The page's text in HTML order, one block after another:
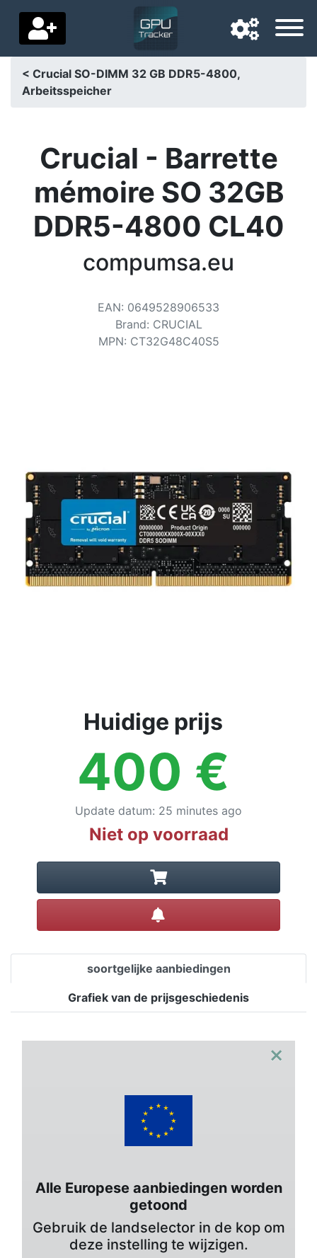
Navigatietaal
Startpagina
Prijs daalt
Instellingen
< Crucial SO-DIMM 32 GB DDR5-4800,
Arbeitsspeicher
Crucial - Barrette
mémoire SO 32GB
DDR5-4800 CL40
compumsa.eu
EAN: 0649528906533
Brand: CRUCIAL
MPN: CT32G48C40S5
Huidige prijs
400 €
Update datum: 25 minutes ago
Niet op voorraad
soortgelijke aanbiedingen
Grafiek van de prijsgeschiedenis
×
Alle Europese aanbiedingen worden
getoond
Gebruik de landselector in de kop om
deze instelling te wijzigen.